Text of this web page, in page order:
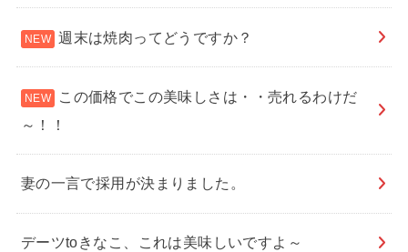
週末は焼肉ってどうですか？
この価格でこの美味しさは・・売れるわけだ
～！！
妻の一言で採用が決まりました。
デーツtoきなこ、これは美味しいですよ～